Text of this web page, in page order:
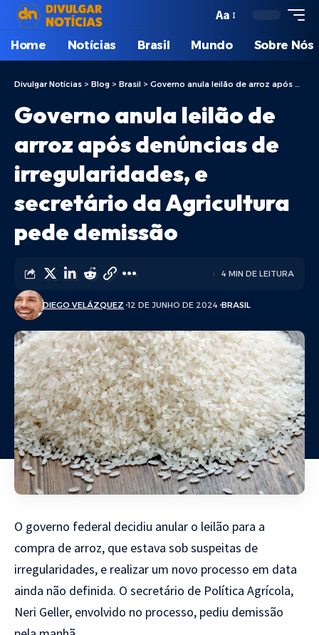
Aa
Home Notícias Brasil Mundo Sobre Nós
Divulgar Notícias > Blog > Brasil > Governo anula leilão de arroz após denúncias de irregularidades, e secretário da Agricultura pede demissão
Governo anula leilão de
arroz após denúncias de
irregularidades, e
secretário da Agricultura
pede demissão
DIEGO VELÁZQUEZ 12 DE JUNHO DE 2024 BRASIL
4 MIN DE LEITURA
O governo federal decidiu anular o leilão para a
compra de arroz, que estava sob suspeitas de
irregularidades, e realizar um novo processo em data
ainda não definida. O secretário de Política Agrícola,
Neri Geller, envolvido no processo, pediu demissão